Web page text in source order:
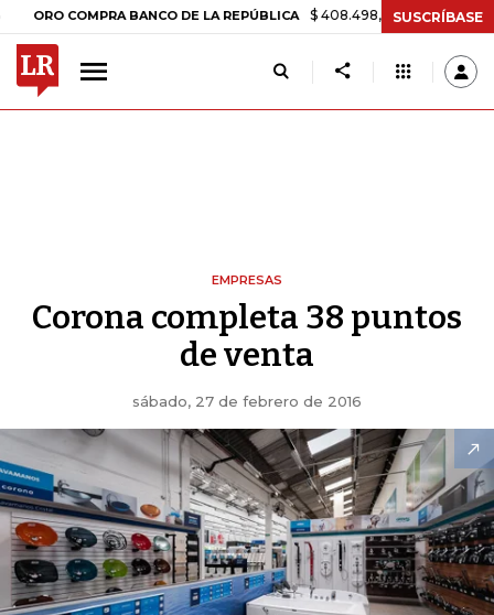
COMPRA BANCO DE LA REPÚBLICA $ 408.498,97 +$ 8.753,81 +2,19%
SUSCRÍBASE
EMPRESAS
Corona completa 38 puntos
de venta
sábado, 27 de febrero de 2016